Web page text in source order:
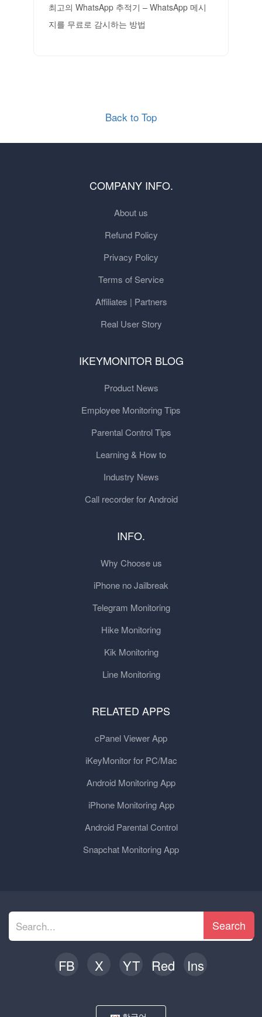
최고의 WhatsApp 추적기 – WhatsApp 메시
지를 무료로 감시하는 방법
Back to Top
COMPANY INFO.
About us
Refund Policy
Privacy Policy
Terms of Service
Affiliates | Partners
Real User Story
IKEYMONITOR BLOG
Product News
Employee Monitoring Tips
Parental Control Tips
Learning & How to
Industry News
Call recorder for Android
INFO.
Why Choose us
iPhone no Jailbreak
Telegram Monitoring
Hike Monitoring
Kik Monitoring
Line Monitoring
RELATED APPS
cPanel Viewer App
iKeyMonitor for PC/Mac
Android Monitoring App
iPhone Monitoring App
Android Parental Control
Snapchat Monitoring App
Search
FB X YT Red Ins